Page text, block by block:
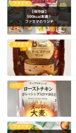
ファミマ
ファミマ
パン
ファミマ